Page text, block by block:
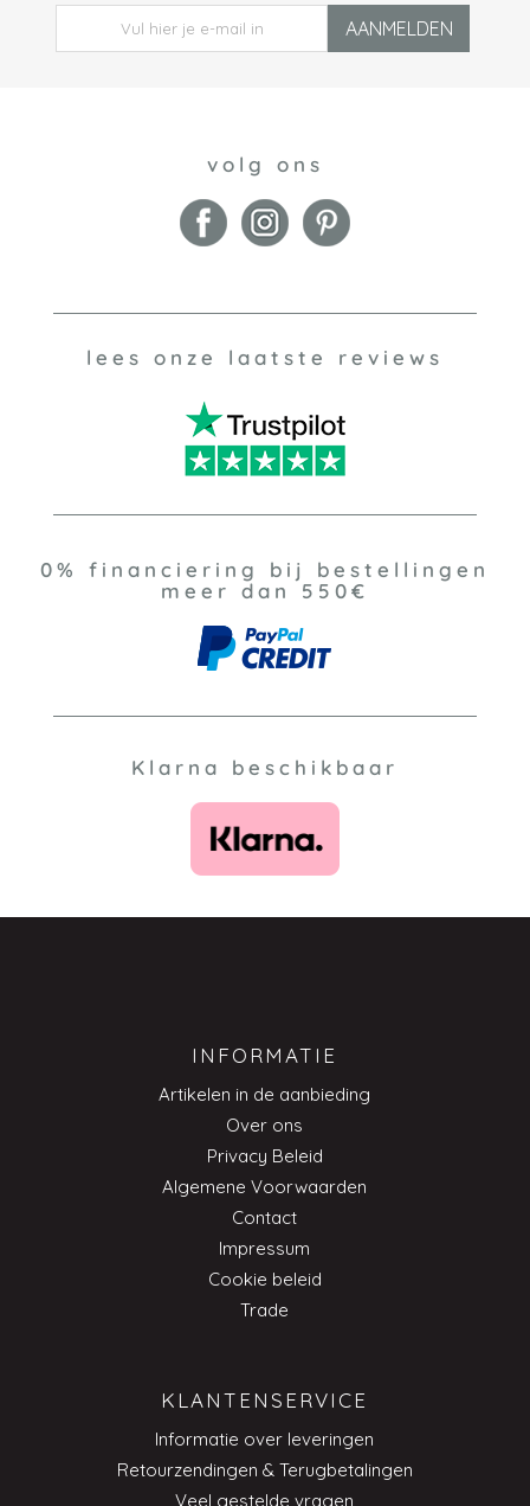
AANMELDEN
volg ons
lees onze laatste reviews
0% financiering bij bestellingen
meer dan 550€
Klarna beschikbaar
INFORMATIE
Artikelen in de aanbieding
Over ons
Privacy Beleid
Algemene Voorwaarden
Contact
Impressum
Cookie beleid
Trade
KLANTENSERVICE
Informatie over leveringen
Retourzendingen & Terugbetalingen
Veel gestelde vragen